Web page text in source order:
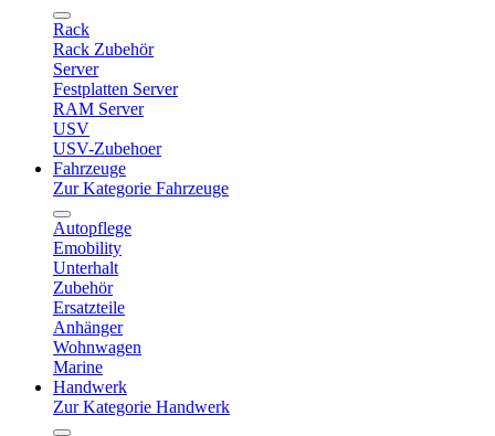
Rack
Rack Zubehör
Server
Festplatten Server
RAM Server
USV
USV-Zubehoer
Fahrzeuge
Zur Kategorie Fahrzeuge
Autopflege
Emobility
Unterhalt
Zubehör
Ersatzteile
Anhänger
Wohnwagen
Marine
Handwerk
Zur Kategorie Handwerk